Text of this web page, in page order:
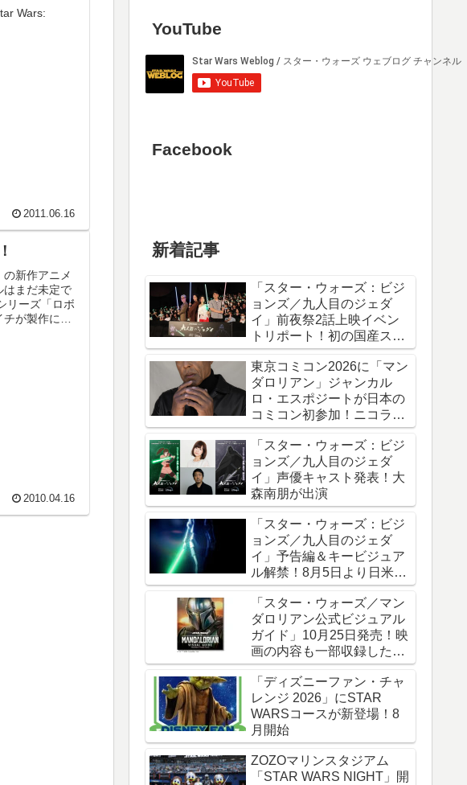
Wars:
2011.06.16
の新作アニメ
はまだ未定で
リーズ「ロボ
が製作に参
2010.04.16
YouTube
Facebook
新着記事
「スター・ウォーズ：ビジ
ョンズ／九人目のジェダ
イ」前夜祭2話上映イベン
トリポート！初の国産スタ
ー・ウォーズアニメシリー
ズ
東京コミコン2026に「マン
ダロリアン」ジャンカル
ロ・エスポジートが日本の
コミコン初参加！ニコラ
ス・ケイジと共に来日
「スター・ウォーズ：ビジ
ョンズ／九人目のジェダ
イ」声優キャスト発表！大
森南朋が出演
「スター・ウォーズ：ビジ
ョンズ／九人目のジェダ
イ」予告編＆キービジュア
ル解禁！8月5日より日米同
時全話一挙配信
「スター・ウォーズ／マン
ダロリアン公式ビジュアル
ガイド」10月25日発売！映
画の内容も一部収録した邦
訳版
「ディズニーファン・チャ
レンジ 2026」にSTAR
WARSコースが新登場！8
月開始
ZOZOマリンスタジアム
「STAR WARS NIGHT」開